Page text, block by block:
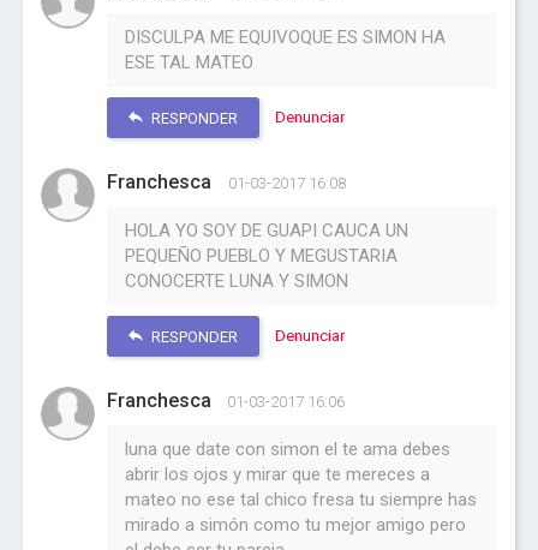
DISCULPA ME EQUIVOQUE ES SIMON HA
ESE TAL MATEO
RESPONDER Denunciar
Franchesca 01-03-2017 16:08
HOLA YO SOY DE GUAPI CAUCA UN
PEQUEÑO PUEBLO Y MEGUSTARIA
CONOCERTE LUNA Y SIMON
RESPONDER Denunciar
Franchesca 01-03-2017 16:06
luna que date con simon el te ama debes
abrir los ojos y mirar que te mereces a
mateo no ese tal chico fresa tu siempre has
mirado a simón como tu mejor amigo pero